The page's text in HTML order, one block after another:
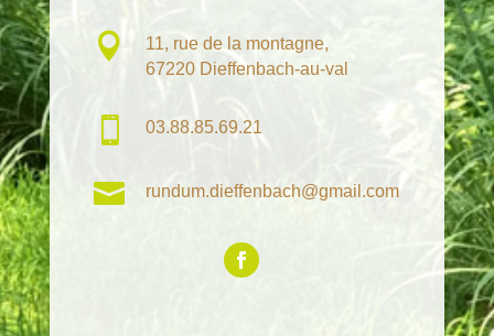

11, rue de la montagne,
67220 Dieffenbach-au-val
 03.88.85.69.21
 rundum.dieffenbach@gmail.com